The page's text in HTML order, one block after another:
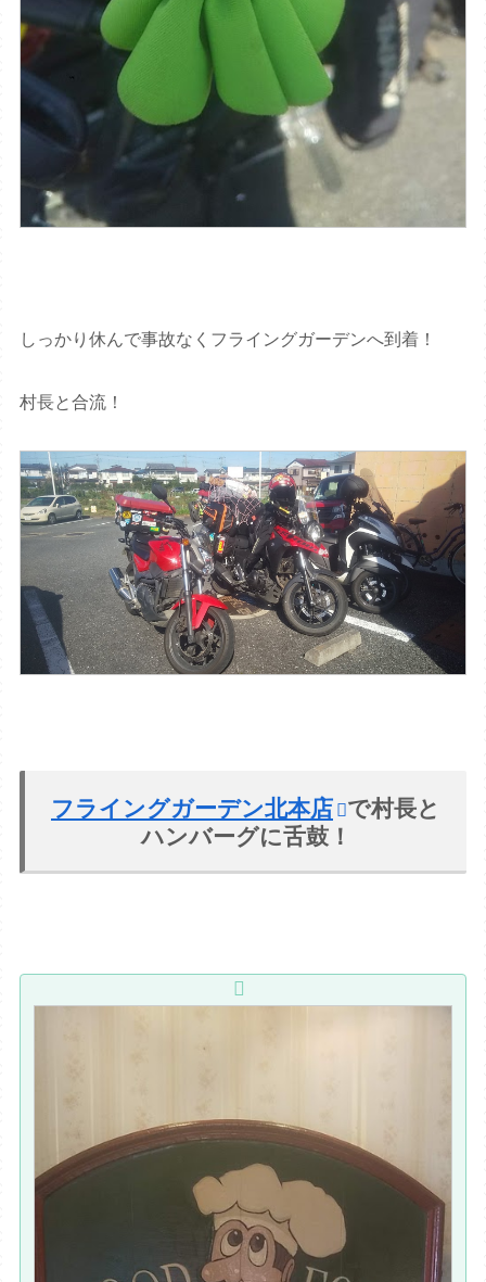
しっかり休んで事故なくフライングガーデンへ到着！
村長と合流！
フライングガーデン北本店
で村長と
ハンバーグに舌鼓！